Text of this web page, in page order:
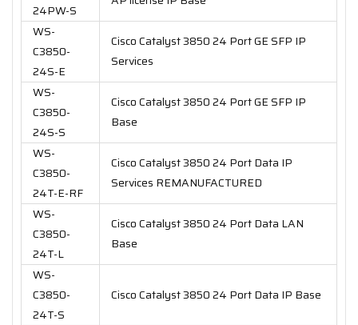
24PW-S
WS-
C3850-
24S-E
Cisco Catalyst 3850 24 Port GE SFP IP
Services
WS-
C3850-
24S-S
Cisco Catalyst 3850 24 Port GE SFP IP
Base
WS-
C3850-
24T-E-RF
Cisco Catalyst 3850 24 Port Data IP
Services REMANUFACTURED
WS-
C3850-
24T-L
Cisco Catalyst 3850 24 Port Data LAN
Base
WS-
C3850-
24T-S
Cisco Catalyst 3850 24 Port Data IP Base